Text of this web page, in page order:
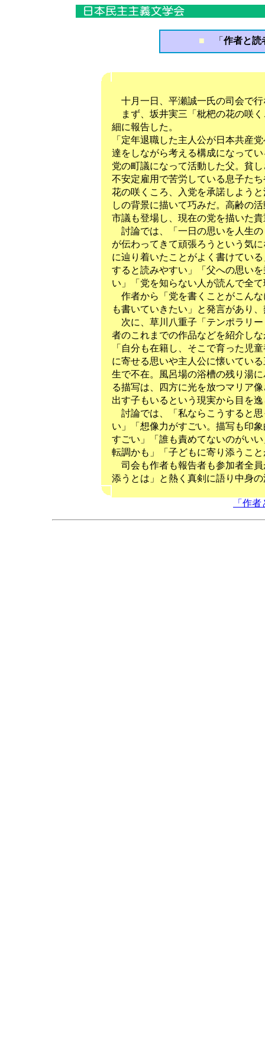
■ 「 作者と読
十月一日、平瀬誠一氏の司会で
まず、坂井実三「枇杷の花の咲
細に報告した。
「定年退職した主人公が日本共産
達をしながら考える構成になって
党の町議になって活動した父。貧
不安定雇用で苦労している息子た
花の咲くころ、入党を承諾しよう
しの背景に描いて巧みだ。高齢の
市議も登場し、現在の党を描いた
討論では、「一日の思いを人生
が伝わってきて頑張ろうという気
に辿り着いたことがよく書けてい
すると読みやすい」「父への思い
い」「党を知らない人が読んで全
作者から「党を書くことがこん
も書いていきたい」と発言があり
次に、草川八重子「テンポラリ
者のこれまでの作品などを紹介し
「自分も在籍し、そこで育った児
に寄せる思いや主人公に懐いてい
生で不在。風呂場の浴槽の残り湯
る描写は、四方に光を放つマリア
出す子もいるという現実から目を
討論では、「私ならこうすると
い」「想像力がすごい。描写も印
すごい」「誰も責めてないのがい
転調かも」「子どもに寄り添うこ
司会も作者も報告者も参加者全
添うとは」と熱く真剣に語り中身
「作